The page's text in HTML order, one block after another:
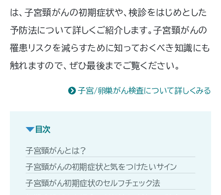
は、子宮頸がんの初期症状や、検診をはじめとした
予防法について詳しくご紹介します。子宮頸がんの
罹患リスクを減らすために知っておくべき知識にも
触れますので、ぜひ最後までご覧ください。
子宮/卵巣がん検査について詳しくみる
目次
子宮頸がんとは？
子宮頸がんの初期症状と気をつけたいサイン
子宮頸がん初期症状のセルフチェック法